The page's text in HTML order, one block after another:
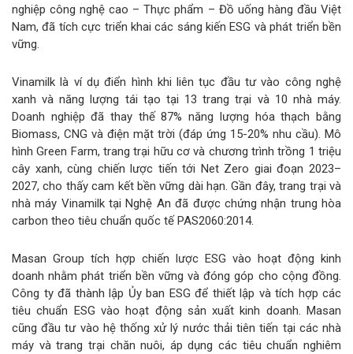
nghiệp công nghệ cao – Thực phẩm – Đồ uống hàng đầu Việt
Nam, đã tích cực triển khai các sáng kiến ESG và phát triển bền
vững.
Vinamilk là ví dụ điển hình khi liên tục đầu tư vào công nghệ
xanh và năng lượng tái tạo tại 13 trang trại và 10 nhà máy.
Doanh nghiệp đã thay thế 87% năng lượng hóa thạch bằng
Biomass, CNG và điện mặt trời (đáp ứng 15-20% nhu cầu). Mô
hình Green Farm, trang trại hữu cơ và chương trình trồng 1 triệu
cây xanh, cùng chiến lược tiến tới Net Zero giai đoạn 2023–
2027, cho thấy cam kết bền vững dài hạn. Gần đây, trang trại và
nhà máy Vinamilk tại Nghệ An đã được chứng nhận trung hòa
carbon theo tiêu chuẩn quốc tế PAS2060:2014.
Masan Group tích hợp chiến lược ESG vào hoạt động kinh
doanh nhằm phát triển bền vững và đóng góp cho cộng đồng.
Công ty đã thành lập Ủy ban ESG để thiết lập và tích hợp các
tiêu chuẩn ESG vào hoạt động sản xuất kinh doanh. Masan
cũng đầu tư vào hệ thống xử lý nước thải tiên tiến tại các nhà
máy và trang trại chăn nuôi, áp dụng các tiêu chuẩn nghiêm